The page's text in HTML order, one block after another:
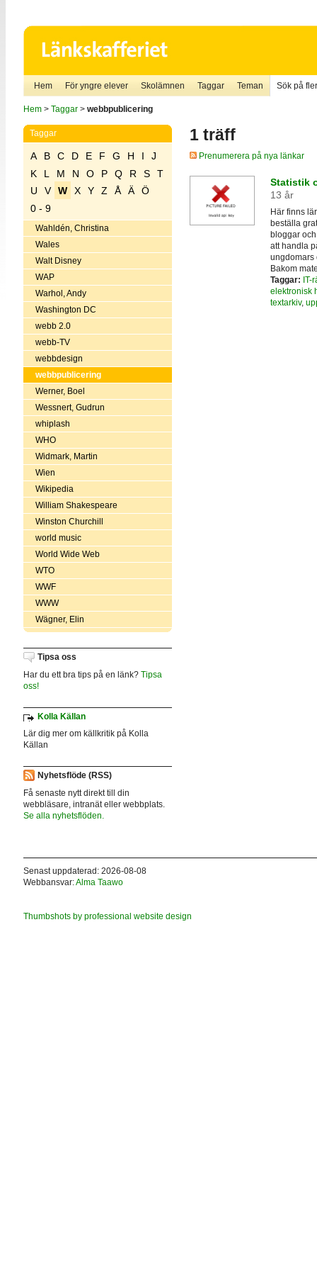
Hem För yngre elever Skolämnen Taggar Teman Sök på
Hem> Taggar> webbpublicering
Taggar
A B C D E F G H I
J
K
L M N O P Q R S
T
U
V W X Y Z Å Ä
Ö
0 - 9
Wahldén, Christina
Wales
Walt Disney
WAP
Warhol, Andy
Washington DC
webb 2.0
webb-TV
webbdesign
webbpublicering
Werner, Boel
Wessnert, Gudrun
whiplash
WHO
Widmark, Martin
Wien
Wikipedia
William Shakespeare
Winston Churchill
world music
World Wide Web
WTO
WWF
WWW
Wägner, Elin
Tipsa oss
Har du ett bra tips på en länk? Tipsa
oss!
Kolla Källan
Lär dig mer om källkritik på Kolla
Källan
Nyhetsflöde (RSS)
Få senaste nytt direkt till din
webbläsare, intranät eller webbplats.
Se alla nyhetsflöden.
1 träff
Prenumerera på nya länkar
Statistik
13 år
Här finns
beställa
bloggar
att handla
ungdomars
Bakom
Taggar: IT-
elektronisk
textarkiv,
Senast uppdaterad: 2026-08-08
Webbansvar:Alma Taawo
Thumbshots by professional website design